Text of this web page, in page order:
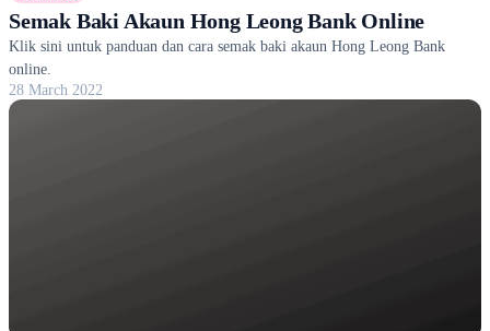
Semak Baki Akaun Hong Leong Bank Online
Klik sini untuk panduan dan cara semak baki akaun Hong Leong Bank
online.
28 March 2022